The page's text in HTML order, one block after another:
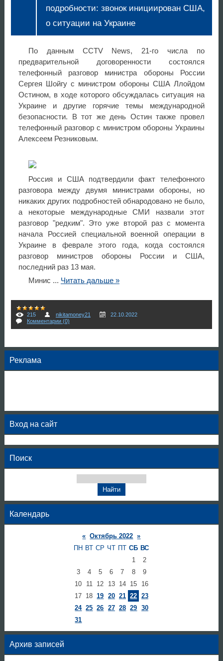
подробности: звонок инициирован США,
о ситуации на Украине
По данным CCTV News, 21-го числа по
предварительной договоренности состоялся
телефонный разговор министра обороны России
Сергея Шойгу с министром обороны США Ллойдом
Остином, в ходе которого обсуждалась ситуация на
Украине и другие горячие темы международной
безопасности. В тот же день Остин также провел
телефонный разговор с министром обороны Украины
Алексеем Резниковым.
Россия и США подтвердили факт телефонного
разговора между двумя министрами обороны, но
никаких других подробностей обнародовано не было,
а некоторые международные СМИ назвали этот
разговор "редким". Это уже второй раз с момента
начала Россией специальной военной операции в
Украине в феврале этого года, когда состоялся
разговор министров обороны России и США,
последний раз 13 мая.
Минис ... Читать дальше »
215 nikitamoney21
22.10.2022
Комментарии (0)
Реклама
Вход на сайт
Поиск
Календарь
« Октябрь 2022 »
ПН ВТ СР ЧТ ПТ СБ ВС
1
2
3
4 5 6 7 8
9
10
11 12 13 14 15
16
17 18 19 20 21 22 23
24 25 26 27 28 29 30
31
Архив записей